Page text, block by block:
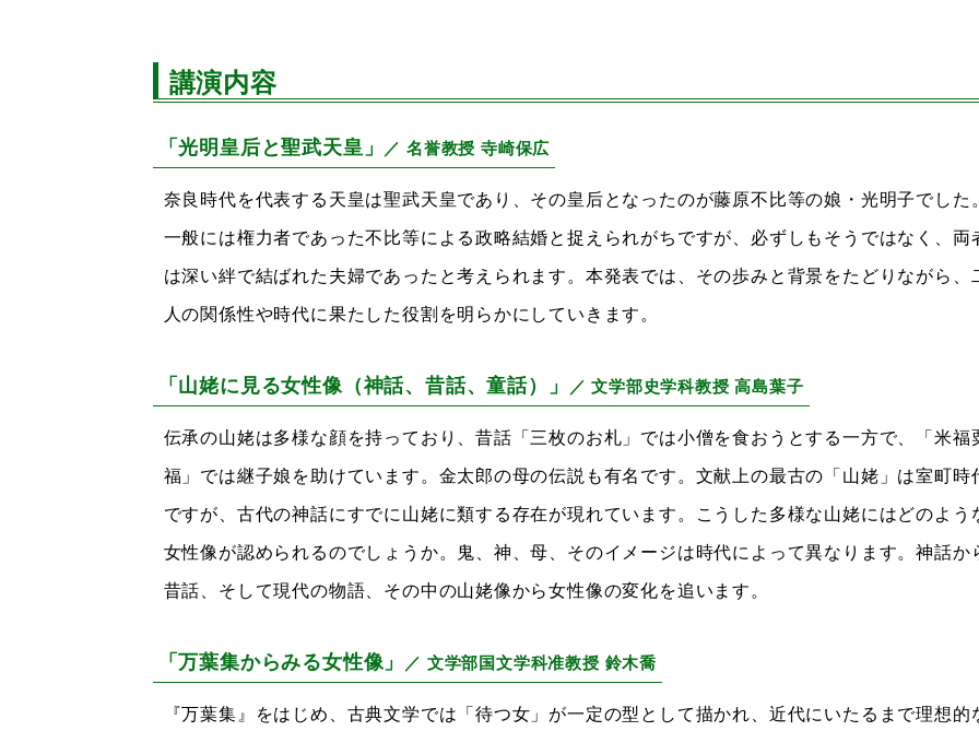
講演内容
「光明皇后と聖武天皇」 ／ 名誉教授 寺崎保広
奈良時代を代表する天皇は聖武天皇であり、その皇后となったのが藤原不比等の娘・光明子でした
一般には権力者であった不比等による政略結婚と捉えられがちですが、必ずしもそうではなく、両
は深い絆で結ばれた夫婦であったと考えられます。本発表では、その歩みと背景をたどりながら、
人の関係性や時代に果たした役割を明らかにしていきます。
「山姥に見る女性像（神話、昔話、童話）」 ／ 文学部史学科教授 高島葉子
伝承の山姥は多様な顔を持っており、昔話「三枚のお札」では小僧を食おうとする一方で、「米福
福」では継子娘を助けています。金太郎の母の伝説も有名です。文献上の最古の「山姥」は室町時
ですが、古代の神話にすでに山姥に類する存在が現れています。こうした多様な山姥にはどのよう
女性像が認められるのでしょうか。鬼、神、母、そのイメージは時代によって異なります。神話か
昔話、そして現代の物語、その中の山姥像から女性像の変化を追います。
「万葉集からみる女性像」 ／ 文学部国文学科准教授 鈴木喬
『万葉集』をはじめ、古典文学では「待つ女」が一定の型として描かれ、近代にいたるまで理想的